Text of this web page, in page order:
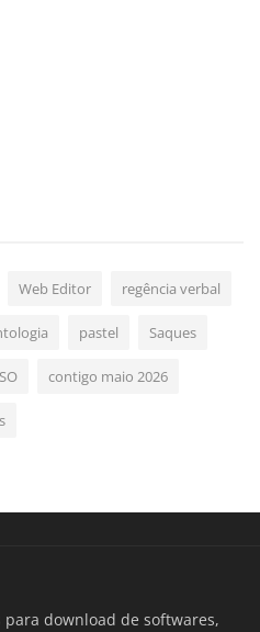
Web Editor regência verbal
pastel Saques
contigo maio 2026
download de softwares,